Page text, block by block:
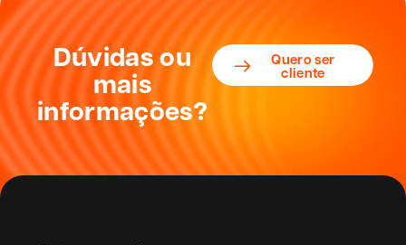
Dúvidas ou
mais
informações?
Quero ser
cliente